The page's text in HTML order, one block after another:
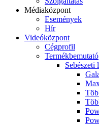
Médiaközpont
Események
Hír
Videóközpont
Cégprofil
Termékbemutató
Sebészeti